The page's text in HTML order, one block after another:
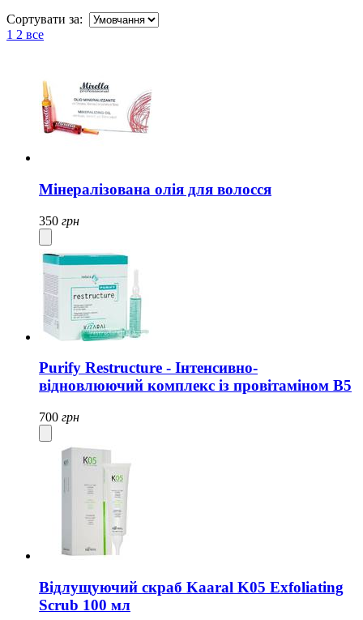
Сортувати за:
1 2 все
Мінералізована олія для волосся
350 грн
Purify Restructure - Інтенсивно-
відновлюючий комплекс із провітаміном В5
700 грн
Відлущуючий скраб Kaaral K05 Exfoliating
Scrub 100 мл